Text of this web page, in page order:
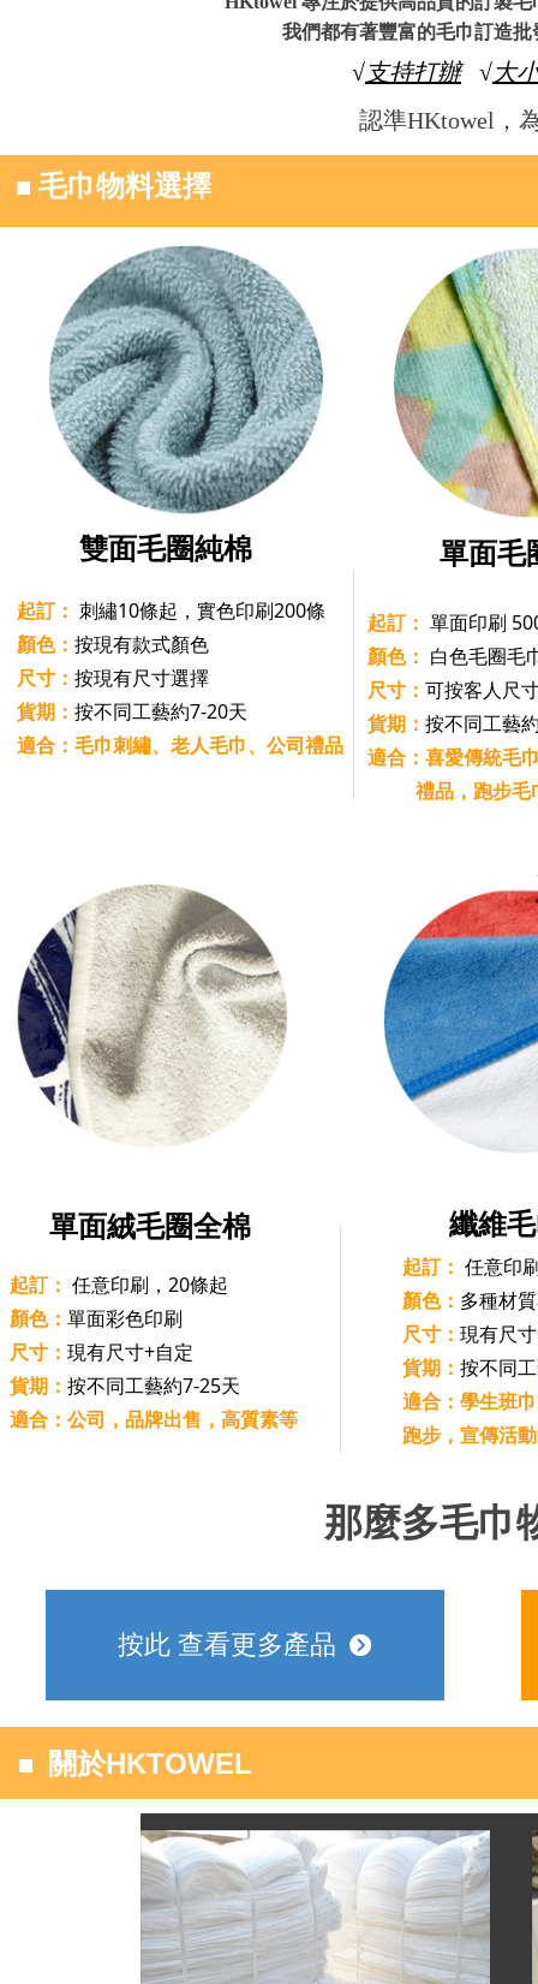
我們都有著豐富的毛巾訂造
√支持打辦 √大
認準HKtowel，
■ 毛巾物料選擇
雙面毛圈純棉
起訂： 刺繡10條起，實色印刷200條
顏色： 按現有款式顏色
尺寸： 按現有尺寸選擇
貨期： 按不同工藝約7-20天
適合：毛巾刺繡、老人毛巾、公司禮品
單面毛
單面絨毛圈全棉
起訂： 單面印刷
顏色： 白色毛圈毛
尺寸： 可按客人尺
貨期： 按不同工藝
適合：喜愛傳統毛
禮品，跑步毛
纖維
起訂： 任意印
顏色： 多種材
尺寸： 現有尺
貨期： 按不同
適合：學生班
跑步，宣傳活
起訂： 任意印刷，20條起
顏色： 單面彩色印刷
尺寸： 現有尺寸+自定
貨期： 按不同工藝約7-25天
適合：公司，品牌出售，高質素等
■ 關於HKTOWEL
按此 查看更多產品 뀹
那麼多毛巾